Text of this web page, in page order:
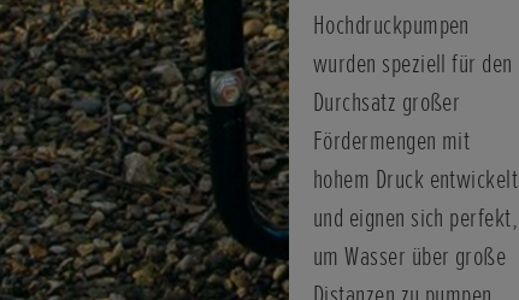
Hochdruckpumpen
wurden speziell für den
Durchsatz großer
Fördermengen mit
hohem Druck entwickelt
und eignen sich perfekt,
um Wasser über große